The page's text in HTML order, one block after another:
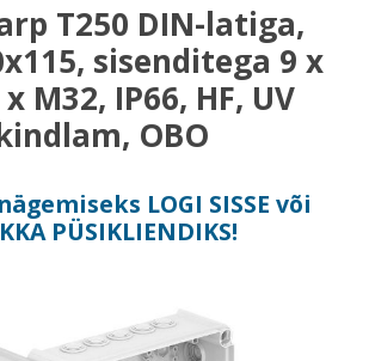
T250 DIN-latiga,
sisenditega 9 x
M32, IP66, HF, UV
OBO
LOGI SISSE või
PÜSIKLIENDIKS!